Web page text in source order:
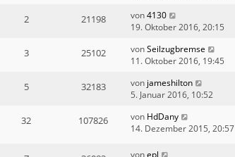
2 21198 von4130
19. Oktober 2016, 20:15
3 25102 vonSeilzugbremse
11. Oktober 2016, 19:45
5 32183 von jameshilton
5. Januar 2016, 10:52
32 107826 von HdDany
14. Dezember 2015, 20:57